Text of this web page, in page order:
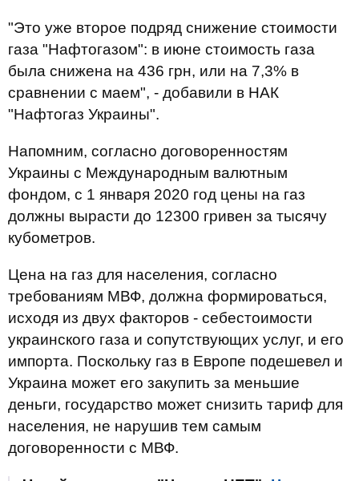
"Это уже второе подряд снижение стоимости
газа "Нафтогазом": в июне стоимость газа
была снижена на 436 грн, или на 7,3% в
сравнении с маем", - добавили в НАК
"Нафтогаз Украины".
Напомним, согласно договоренностям
Украины с Международным валютным
фондом, с 1 января 2020 год цены на газ
должны вырасти до 12300 гривен за тысячу
кубометров.
Цена на газ для населения, согласно
требованиям МВФ, должна формироваться,
исходя из двух факторов - себестоимости
украинского газа и сопутствующих услуг, и его
импорта. Поскольку газ в Европе подешевел и
Украина может его закупить за меньшие
деньги, государство может снизить тариф для
населения, не нарушив тем самым
договоренности с МВФ.